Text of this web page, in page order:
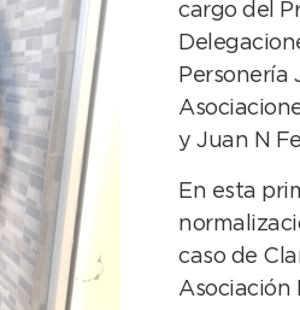
cargo del
Personería
y Juan N
En esta
caso de
Asociación